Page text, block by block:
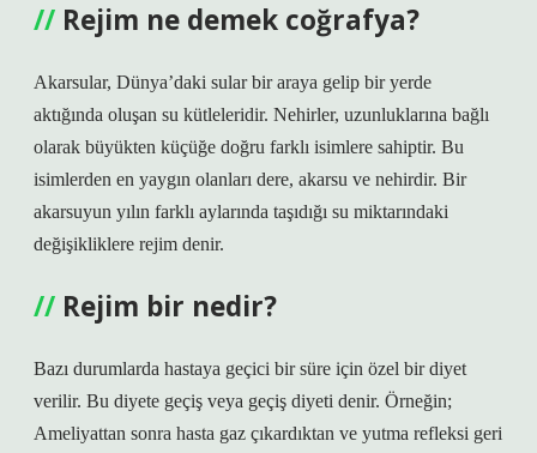
Rejim ne demek coğrafya?
Akarsular, Dünya’daki sular bir araya gelip bir yerde
aktığında oluşan su kütleleridir. Nehirler, uzunluklarına bağlı
olarak büyükten küçüğe doğru farklı isimlere sahiptir. Bu
isimlerden en yaygın olanları dere, akarsu ve nehirdir. Bir
akarsuyun yılın farklı aylarında taşıdığı su miktarındaki
değişikliklere rejim denir.
Rejim bir nedir?
Bazı durumlarda hastaya geçici bir süre için özel bir diyet
verilir. Bu diyete geçiş veya geçiş diyeti denir. Örneğin;
Ameliyattan sonra hasta gaz çıkardıktan ve yutma refleksi geri